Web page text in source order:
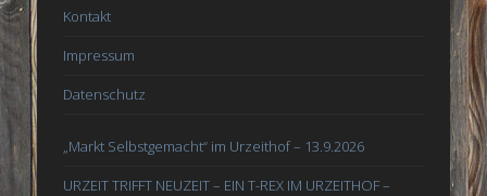
Kontakt
Impressum
Datenschutz
„Markt Selbstgemacht“ im Urzeithof – 13.9.2026
URZEIT TRIFFT NEUZEIT – EIN T-REX IM URZEITHOF –